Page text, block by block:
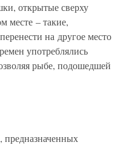
открытые сверху
месте – такие,
на другое место
употреблялись
рыбе, подошедшей